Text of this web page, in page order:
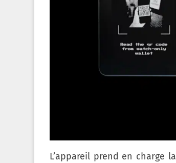
L’appareil prend en charge la